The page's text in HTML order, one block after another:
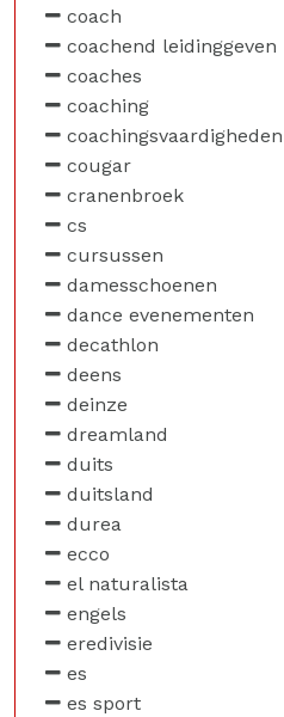
coach
coachend leidinggeven
coaches
coaching
coachingsvaardigheden
cougar
cranenbroek
cs
cursussen
damesschoenen
dance evenementen
decathlon
deens
deinze
dreamland
duits
duitsland
durea
ecco
el naturalista
engels
eredivisie
es
es sport